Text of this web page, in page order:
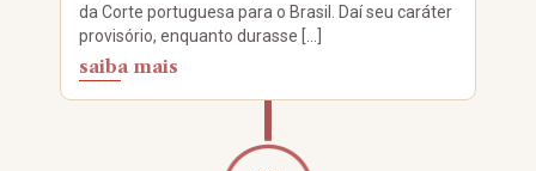
da Corte portuguesa para o Brasil. Daí seu caráter
provisório, enquanto durasse […]
saiba mais